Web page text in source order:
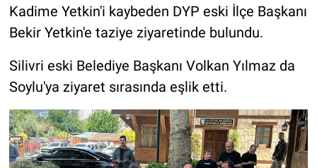
Kadime Yetkin'i kaybeden DYP eski İlçe Başkanı
Bekir Yetkin'e taziye ziyaretinde bulundu.
Silivri eski Belediye Başkanı Volkan Yılmaz da
Soylu'ya ziyaret sırasında eşlik etti.